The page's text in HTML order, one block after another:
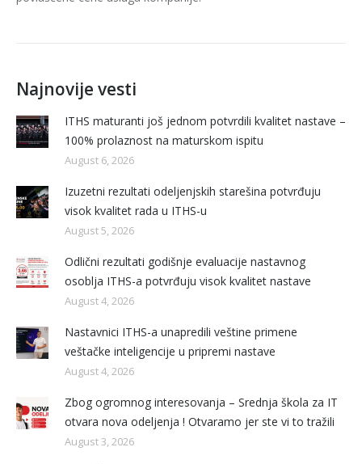
Najnovije vesti
ITHS maturanti još jednom potvrdili kvalitet nastave –
100% prolaznost na maturskom ispitu
August 6, 2026
Izuzetni rezultati odeljenjskih starešina potvrđuju
visok kvalitet rada u ITHS-u
August 5, 2026
Odlični rezultati godišnje evaluacije nastavnog
osoblja ITHS-a potvrđuju visok kvalitet nastave
August 4, 2026
Nastavnici ITHS-a unapredili veštine primene
veštačke inteligencije u pripremi nastave
August 4, 2026
Zbog ogromnog interesovanja – Srednja škola za IT
otvara nova odeljenja ! Otvaramo jer ste vi to tražili
August 3, 2026